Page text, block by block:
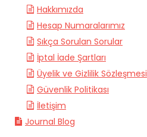
Hakkımızda
Hesap Numaralarımız
Sıkça Sorulan Sorular
İptal İade Şartları
Üyelik ve Gizlilik Sözleşmesi
Güvenlik Politikası
İletişim
Journal Blog